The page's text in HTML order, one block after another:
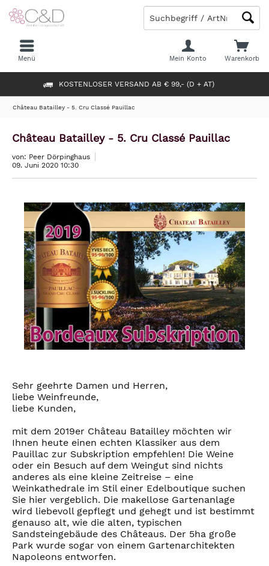
KOSTENLOSER VERSAND AB € 99,- (D + AT)
Warenkorb
Mein Konto
Menü
Château Batailley - 5. Cru Classé Pauillac
Château Batailley - 5. Cru Classé Pauillac
von: Peer Dörpinghaus
09. Juni 2020 10:30
Sehr geehrte Damen und Herren,
liebe Weinfreunde,
liebe Kunden,
mit dem 2019er Château Batailley möchten wir
Ihnen heute einen echten Klassiker aus dem
Pauillac zur Subskription empfehlen! Die Weine
oder ein Besuch auf dem Weingut sind nichts
anderes als eine kleine Zeitreise – eine
Weinkathedrale im Stil einer Edelboutique suchen
Sie hier vergeblich. Die makellose Gartenanlage
wird liebevoll gepflegt und gehegt und ist bestimmt
genauso alt, wie die alten, typischen
Sandsteingebäude des Châteaus. Der 5ha große
Park wurde sogar von einem Gartenarchitekten
Napoleons entworfen.